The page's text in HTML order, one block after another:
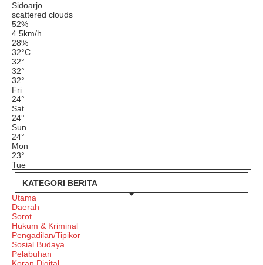
Sidoarjo
scattered clouds
52%
4.5km/h
28%
32°C
32°
32°
32°
Fri
24°
Sat
24°
Sun
24°
Mon
23°
Tue
KATEGORI BERITA
Utama
Daerah
Sorot
Hukum & Kriminal
Pengadilan/Tipikor
Sosial Budaya
Pelabuhan